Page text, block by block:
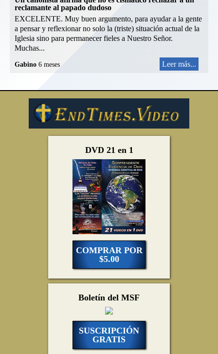
reclamante al papado dudoso
EXCELENTE. Muy buen argumento, para ayudar a la gente
a pensar y reflexionar no solo la (triste) situación actual de la
Iglesia sino para permanecer fieles a Nuestro Señor.
Muchas...
Gabino 6 meses Leer más...
DVD 21 en 1
COMPRAR POR
$5.00
Boletín del MSF
SUSCRIPCIÓN
GRATIS